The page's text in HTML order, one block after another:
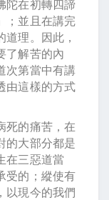
陀在初轉四諦
；並且在講完
理。因此，
了解苦的內
次第當中有講
由這樣的方式
死的痛苦，在
的大部分都是
在三惡道當
受的；縱使有
以現今的我們